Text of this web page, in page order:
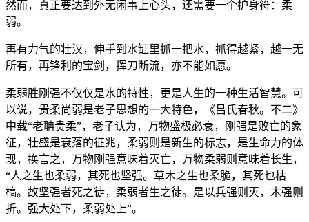
然而，真正要达到外无闲事上心头，还需要一个护身符：柔
弱。
再有力气的壮汉，伸手到水缸里抓一把水，抓得越紧，越一无
所有，再锋利的宝剑，挥刀断流，亦不能如愿。
柔弱胜刚强不仅仅是水的特性，更是人生的一种生活智慧。可
以说，贵柔尚弱是老子思想的一大特色，《吕氏春秋。不二》
中载“老聃贵柔”，老子认为，万物盛极必衰，刚强是败亡的象
征，壮盛是衰落的征兆，柔弱则是新生的标志，是生命力的体
现，换言之，万物刚强意味着灭亡，万物柔弱则意味着长生，
“人之生也柔弱，其死也坚强。草木之生也柔脆，其死也枯
槁。故坚强者死之徒，柔弱者生之徒。是以兵强则灭，木强则
折。强大处下，柔弱处上”。